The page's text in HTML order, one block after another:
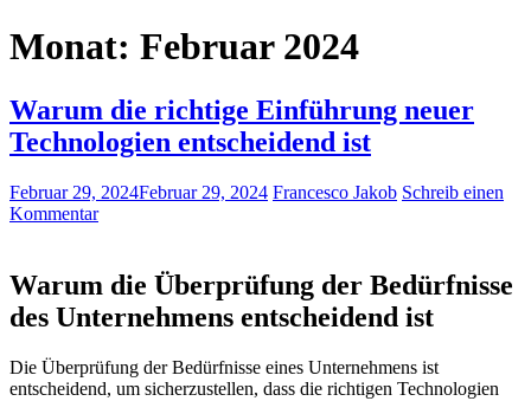
Monat: Februar 2024
Warum die richtige Einführung neuer
Technologien entscheidend ist
Februar 29, 2024Februar 29, 2024 Francesco Jakob Schreib einen
Kommentar
Warum die Überprüfung der Bedürfnisse
des​ Unternehmens ⁤entscheidend ist
Die Überprüfung ⁢der Bedürfnisse​ eines Unternehmens ist
entscheidend, um sicherzustellen, dass die⁤ richtigen Technologien